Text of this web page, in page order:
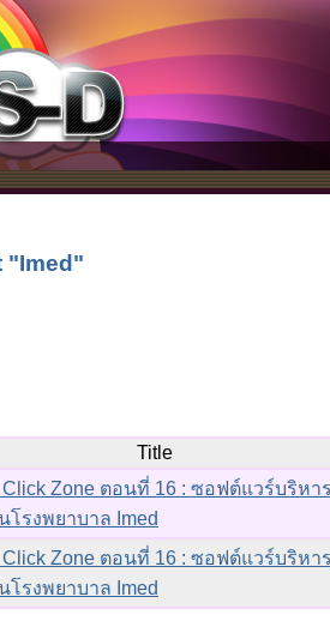
"Imed"
Title
Click Zone ตอนที่ 16 : ซอฟต์แวร์บริหาร
โรงพยาบาล Imed
Click Zone ตอนที่ 16 : ซอฟต์แวร์บริหาร
โรงพยาบาล Imed